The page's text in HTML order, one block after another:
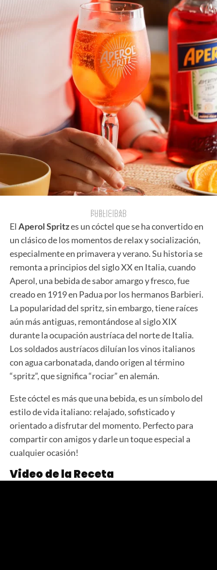
PUBLICIDAD
PUBLICIDAD
El Aperol Spritzes un cóctel que se ha convertido en
un clásico de los momentos de relax y socialización,
especialmente en primavera y verano. Su historia se
remonta a principios del siglo XX en Italia, cuando
Aperol, una bebida de sabor amargo y fresco, fue
creado en 1919 en Padua por los hermanos Barbieri.
La popularidad del spritz, sin embargo, tiene raíces
aún más antiguas, remontándose al siglo XIX
durante la ocupación austríaca del norte de Italia.
Los soldados austríacos diluían los vinos italianos
con agua carbonatada, dando origen al término
“spritz”, que significa “rociar” en alemán.
Este cóctel es más que una bebida, es un símbolo del
estilo de vida italiano: relajado, sofisticado y
orientado a disfrutar del momento. Perfecto para
compartir con amigos y darle un toque especial a
cualquier ocasión!
Video de la Receta